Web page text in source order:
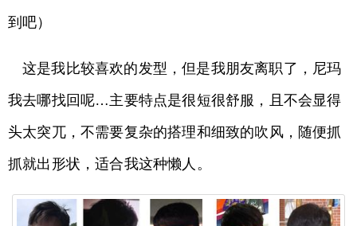
到吧）
这是我比较喜欢的发型，但是我朋友离职了，尼玛
我去哪找回呢…主要特点是很短很舒服，且不会显得
头太突兀，不需要复杂的搭理和细致的吹风，随便抓
抓就出形状，适合我这种懒人。